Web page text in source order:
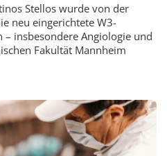
Stellos wurde von der
neu eingerichtete W3-
insbesondere Angiologie und
Fakultät Mannheim